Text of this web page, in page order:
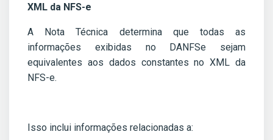
XML da NFS-e
A Nota Técnica determina que todas as
informações exibidas no DANFSe sejam
equivalentes aos dados constantes no XML da
NFS-e.
Isso inclui informações relacionadas a: